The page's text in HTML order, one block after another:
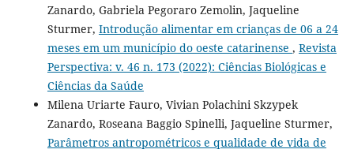
Zanardo, Gabriela Pegoraro Zemolin, Jaqueline
Sturmer, Introdução alimentar em crianças de 06 a 24
meses em um município do oeste catarinense , Revista
Perspectiva: v. 46 n. 173 (2022): Ciências Biológicas e
Ciências da Saúde
Milena Uriarte Fauro, Vivian Polachini Skzypek
Zanardo, Roseana Baggio Spinelli, Jaqueline Sturmer,
Parâmetros antropométricos e qualidade de vida de